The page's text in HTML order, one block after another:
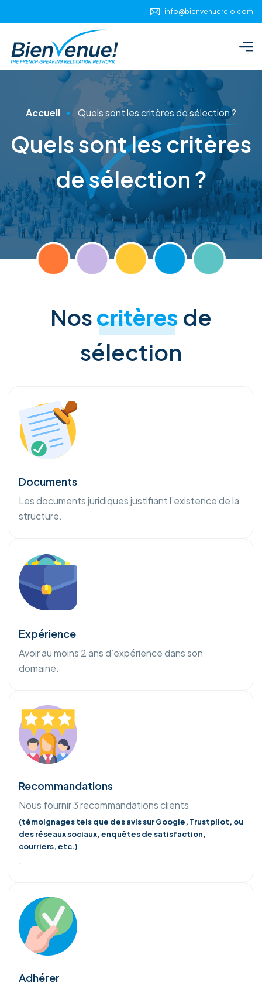
info@bienvenuerelo.com
Accueil Quels sont les critères de sélection ?
Quels sont les critères
de sélection ?
Noscritères de
sélection
Documents
Les documents juridiques justifiant l’existence de la
structure.
Expérience
Avoir au moins 2 ans d’expérience dans son
domaine.
Recommandations
Nous fournir 3 recommandations clients
(témoignages tels que des avis sur Google, Trustpilot, ou
des réseaux sociaux, enquêtes de satisfaction,
courriers, etc.)
.
Adhérer